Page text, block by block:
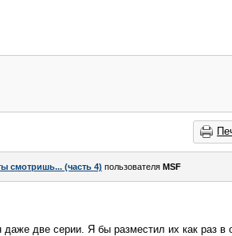
смотришь... (часть 4) пользователя MSF
две серии. Я бы разместил их как раз в